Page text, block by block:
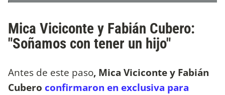
Mica Viciconte y Fabián Cubero:
"Soñamos con tener un hijo"
Antes de este paso, Mica Viciconte y Fabián
Cubero confirmaron en exclusiva para